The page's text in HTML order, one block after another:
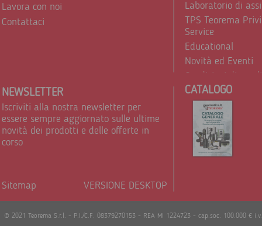
Lavora con noi
Contattaci
Laboratorio di
TPS Teorema
Service
Educational
Novità ed Eventi
Condizioni di
Trattamento dei
NEWSLETTER
Iscriviti alla nostra newsletter per
essere sempre aggiornato sulle ultime
novità dei prodotti e delle offerte in
corso
Sitemap VERSIONE DESKTOP
CATALOGO
© 2021 Teorema S.r.l. - P.I./C.F. 08379270153 - REA MI 1224723 - cap.soc. 100.000 €